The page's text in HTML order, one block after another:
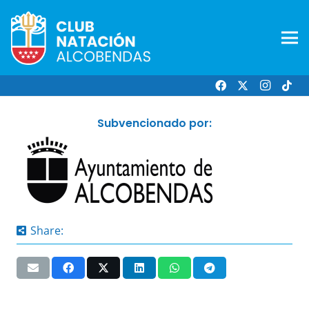
Subvencionado por:
Share: